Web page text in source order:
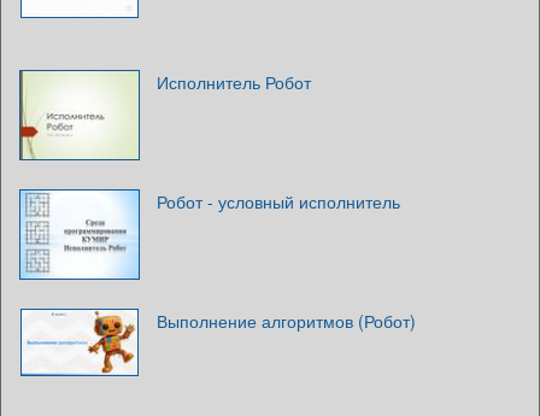
Исполнитель Робот
Робот - условный исполнитель
Выполнение алгоритмов (Робот)